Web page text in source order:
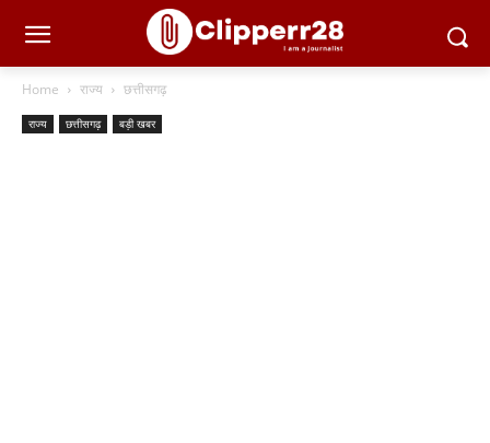
Home राज्य छत्तीसगढ़
राज्य छत्तीसगढ़ बड़ी खबर